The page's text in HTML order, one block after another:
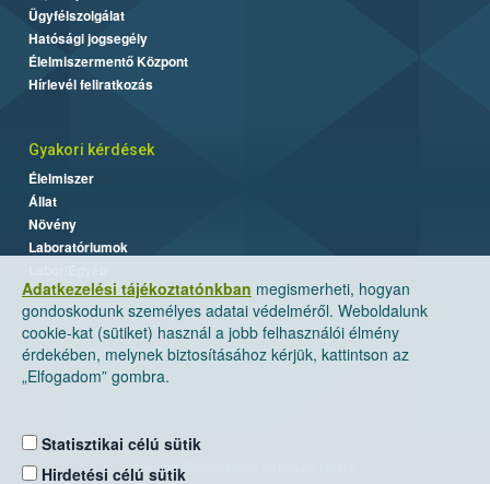
Adatkezelési tájékoztatónkban megismerheti, hogyan
gondoskodunk személyes adatai védelméről. Weboldalunk
cookie-kat (sütiket) használ a jobb felhasználói élmény
érdekében, melynek biztosításához kérjük, kattintson az
„Elfogadom” gombra.
Statisztikai célú sütik
Hirdetési célú sütik
Ügyfélszolgálat
Hatósági jogsegély
Élelmiszermentő Központ
Hírlevél feliratkozás
Gyakori kérdések
Élelmiszer
Állat
Növény
Laboratóriumok
Nemzeti Élelmiszerlánc-biztonsági Hivatal